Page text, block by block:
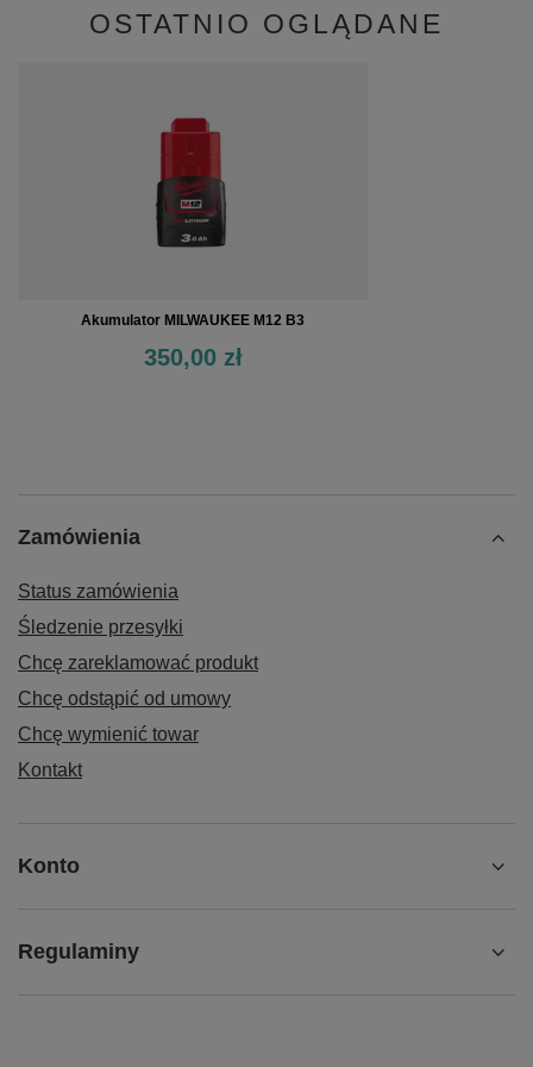
OSTATNIO OGLĄDANE
Akumulator MILWAUKEE M12 B3
350,00 zł
Zamówienia
Status zamówienia
Śledzenie przesyłki
Chcę zareklamować produkt
Chcę odstąpić od umowy
Chcę wymienić towar
Kontakt
Konto
Regulaminy